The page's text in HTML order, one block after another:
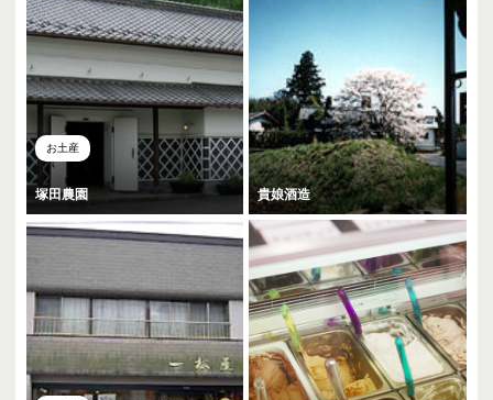
お土産
塚田農園 貴娘酒造